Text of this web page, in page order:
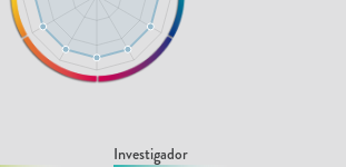
Investigador